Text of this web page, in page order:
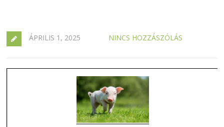
ÁPRILIS 1, 2025 NINCS HOZZÁSZÓLÁS